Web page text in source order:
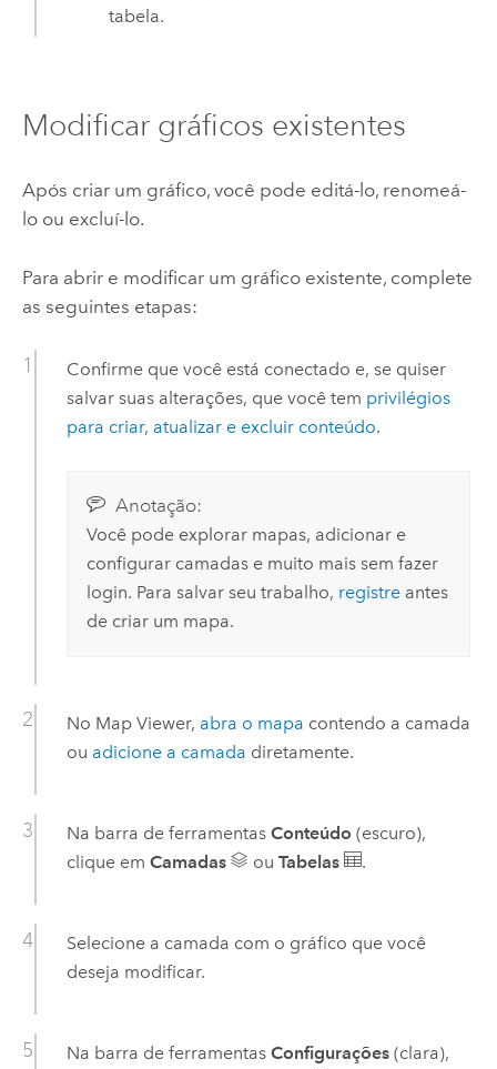
tabela.
Modificar gráficos existentes
Após criar um gráfico, você pode editá-lo, renomeá-
lo ou excluí-lo.
Para abrir e modificar um gráfico existente, complete
as seguintes etapas:
Confirme que você está conectado e, se quiser
salvar suas alterações, que você tem privilégios
para criar, atualizar e excluir conteúdo.
Anotação:
Você pode explorar mapas, adicionar e
configurar camadas e muito mais sem fazer
login. Para salvar seu trabalho, registreantes
de criar um mapa.
No Map Viewer, abra o mapa contendo a camada
ou adicione a camada diretamente.
Na barra de ferramentas Conteúdo (escuro),
clique em Camadas ou Tabelas .
Selecione a camada com o gráfico que você
deseja modificar.
Na barra de ferramentas Configurações(clara),